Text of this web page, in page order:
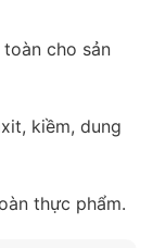
cho sản
kiềm, dung
thực phẩm.